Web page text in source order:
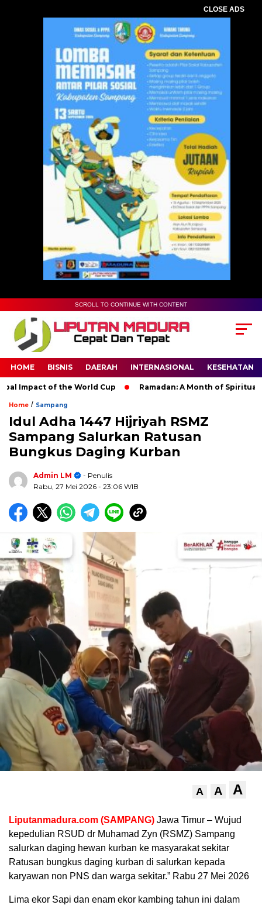
CLOSE ADS
SCROLL TO CONTINUE WITH CONTENT
HOME BISNIS DAERAH INTERNASIONAL KESEHATAN
of the World Cup Ramadan: A Month of Spiritual
Home / Sampang
Idul Adha 1447 Hijriyah RSMZ
Sampang Salurkan Ratusan
Bungkus Daging Kurban
Admin LM
- Penulis
Rabu, 27 Mei 2026 - 23:06 WIB
A A A
Liputanmadura.com (SAMPANG) Jawa Timur – Wujud
kepedulian RSUD dr Muhamad Zyn (RSMZ) Sampang
salurkan daging hewan kurban ke masyarakat sekitar
Ratusan bungkus daging kurban di salurkan kepada
karyawan non PNS dan warga sekitar.” Rabu 27 Mei 2026
Lima ekor Sapi dan enam ekor kambing tahun ini dalam